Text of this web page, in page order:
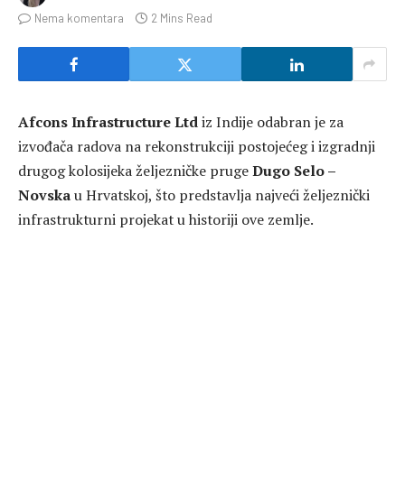
Nema komentara
2 Mins Read
Afcons Infrastructure Ltdiz Indije odabran je za
izvođača radova na rekonstrukciji postojećeg i izgradnji
drugog kolosijeka željezničke prugeDugo Selo –
Novskau Hrvatskoj, što predstavlja najveći željeznički
infrastrukturni projekat u historiji ove zemlje.